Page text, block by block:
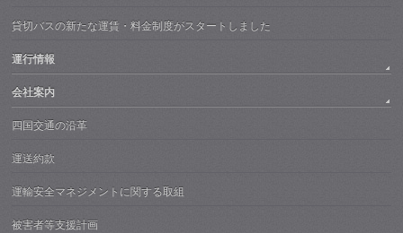
貸切バスの新たな運賃・料金制度がスタートしました
運行情報
会社案内
四国交通の沿革
運送約款
運輸安全マネジメントに関する取組
被害者等支援計画